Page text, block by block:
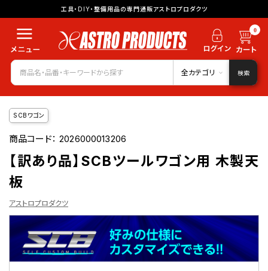
工具・DIY・整備用品の専門通販アストロプロダクツ
0
全カテゴリ 検索
SCBワゴン
商品コード：2026000013206
【訳あり品】SCBツールワゴン用 木製天
板
アストロプロダクツ